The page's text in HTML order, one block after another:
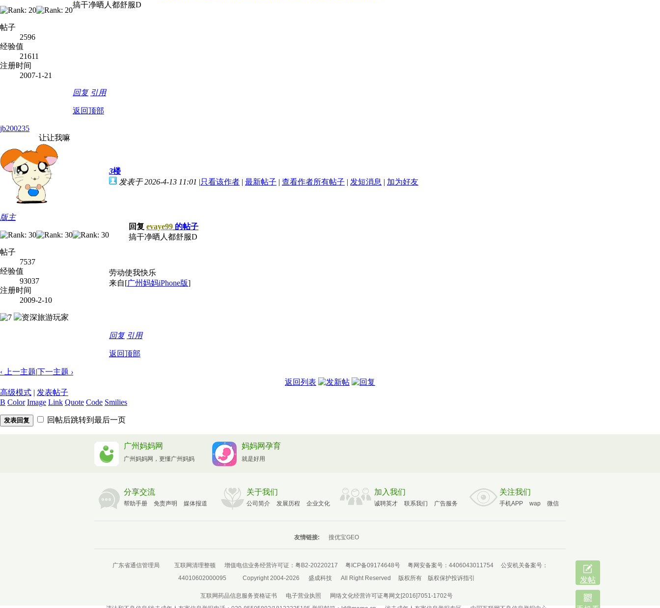
帖子
2596
经验值
21611
注册时间
2007-1-21
搞干净晒人都舒服D
回复 引用
返回顶部
jb200235
让让我嘛
版主
帖子
7537
经验值
93037
注册时间
2009-2-10
3楼
发表于 2026-4-13 11:01 |只看该作者 | 最新帖子 | 查看作者所有帖子 | 发短消息 | 加为好友
回复 evaye99 的帖子
搞干净晒人都舒服D
劳动使我快乐
来自[广州妈妈iPhone版]
回复 引用
返回顶部
‹ 上一主题|下一主题 ›
返回列表
高级模式 | 发表帖子
B Color Image Link Quote Code Smilies
发表回复 回帖后跳转到最后一页
广州妈妈网
广州妈妈网，更懂广州妈妈
妈妈网孕育
就是好用
分享交流
帮助手册 免责声明 媒体报道
关于我们
公司简介 发展历程 企业文化
加入我们
诚聘英才 联系我们 广告服务
关注我们
手机APP wap 微信
友情链接: 搜优宝GEO
广东省通信管理局 互联网清理整顿 增值电信业务经营许可证： 粤B2-20220217 粤ICP备09174648号 粤网安备案号：4406043011754
公安机关备案号：
44010602000095
Copyright 2004-2026 盛成科技 All Right Reserved 版权所有 版权保护投诉指引
互联网药品信息服务资格证书 电子营业执照
网络文化经营许可证粤网文[2016]7051-1702号
发帖